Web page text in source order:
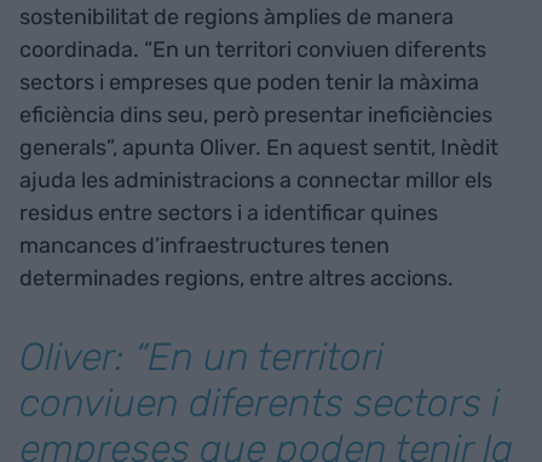
sostenibilitat de regions àmplies de manera
coordinada. “En un territori conviuen diferents
sectors i empreses que poden tenir la màxima
eficiència dins seu, però presentar ineficiències
generals”, apunta Oliver. En aquest sentit, Inèdit
ajuda les administracions a connectar millor els
residus entre sectors i a identificar quines
mancances d’infraestructures tenen
determinades regions, entre altres accions.
Oliver: “En un territori
conviuen diferents sectors i
empreses que poden tenir la